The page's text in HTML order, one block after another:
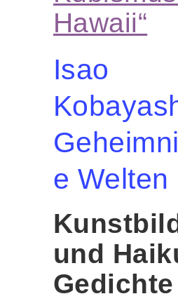
Hawaii“
Isao
e Welten
und
Gedichte